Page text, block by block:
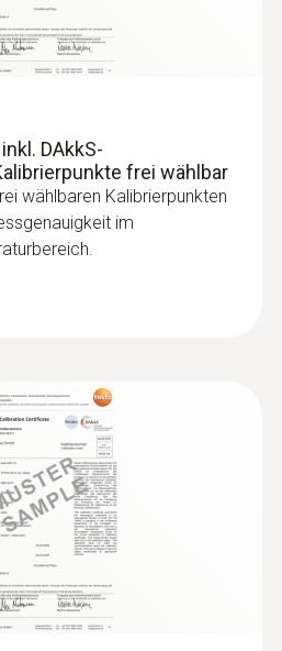
Luftfühler, TE Typ
DAkkS-
frei wählbar
wählbaren Kalibrierpunkten
im